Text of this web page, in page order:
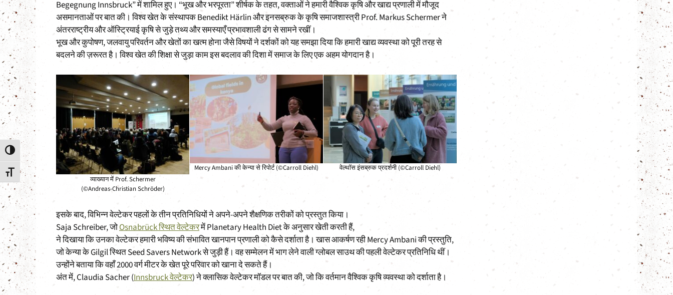
Toggle High Contrast
Toggle Font size
Begegnung Innsbruck” में शामिल हुए। “भूख और भरपूरता” शीर्षक के तहत, वक्ताओं ने हमारी वैश्विक कृषि और खाद्य प्रणाली में मौजूद
असमानताओं पर बात की। विश्व खेत के संस्थापक Benedikt Härlin और इनसब्रुक के कृषि समाजशास्त्री Prof. Markus Schermer ने
अंतरराष्ट्रीय और ऑस्ट्रियाई कृषि से जुड़े तथ्य और समस्याएँ प्रभावशाली ढंग से सामने रखीं।
भूख और कुपोषण, जलवायु परिवर्तन और खेतों का खत्म होना जैसे विषयों ने दर्शकों को यह समझा दिया कि हमारी खाद्य व्यवस्था को पूरी तरह से
बदलने की ज़रूरत है। विश्व खेत की शिक्षा से जुड़ा काम इस बदलाव की दिशा में समाज के लिए एक अहम योगदान है।
व्याख्यान में Prof. Schermer
(©Andreas-Christian Schröder)
Mercy Ambani की केन्या से रिपोर्ट (©Carroll Diehl) वेल्थॉस इंसब्रुक प्रदर्शनी (©Carroll Diehl)
इसके बाद, विभिन्न वेल्टेकर पहलों के तीन प्रतिनिधियों ने अपने-अपने शैक्षणिक तरीकों को प्रस्तुत किया।
Saja Schreiber, जोOsnabrück स्थित वेल्टेकरमें Planetary Health Diet के अनुसार खेती करती हैं,
ने दिखाया कि उनका वेल्टेकर हमारी भविष्य की संभावित खानपान प्रणाली को कैसे दर्शाता है। खास आकर्षण रही Mercy Ambani की प्रस्तुति,
जो केन्या के Gilgil स्थित Seed Savers Network से जुड़ी हैं। वह सम्मेलन में भाग लेने वाली ग्लोबल साउथ की पहली वेल्टेकर प्रतिनिधि थीं।
उन्होंने बताया कि वहाँ 2000 वर्ग मीटर के खेत पूरे परिवार को खाना दे सकते हैं।
अंत में, Claudia Sacher (Innsbruck वेल्टेकर) ने क्लासिक वेल्टेकर मॉडल पर बात की, जो कि वर्तमान वैश्विक कृषि व्यवस्था को दर्शाता है।